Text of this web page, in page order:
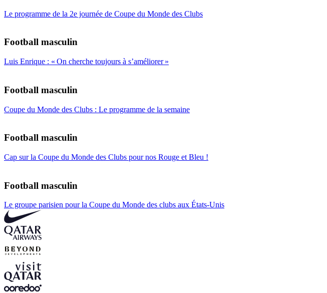
Le programme de la 2e journée de Coupe du Monde des Clubs
Football masculin
Luis Enrique : « On cherche toujours à s’améliorer »
Football masculin
Coupe du Monde des Clubs : Le programme de la semaine
Football masculin
Cap sur la Coupe du Monde des Clubs pour nos Rouge et Bleu !
Football masculin
Le groupe parisien pour la Coupe du Monde des clubs aux États-Unis